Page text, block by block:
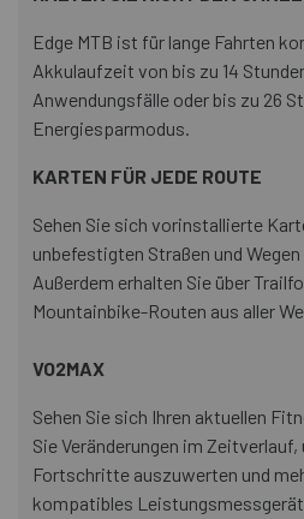
Edge MTB ist für lange Fahrten
Akkulaufzeit von bis zu 14
Anwendungsfälle oder bis zu 26
Energiesparmodus.
KARTEN FÜR JEDE ROUTE
Sehen Sie sich vorinstallierte
unbefestigten Straßen und
Außerdem erhalten Sie über
Mountainbike-Routen aus aller
VO2MAX
Sehen Sie sich Ihren aktuellen
Sie Veränderungen im
Fortschritte auszuwerten und
kompatibles Leistungsmessgerät